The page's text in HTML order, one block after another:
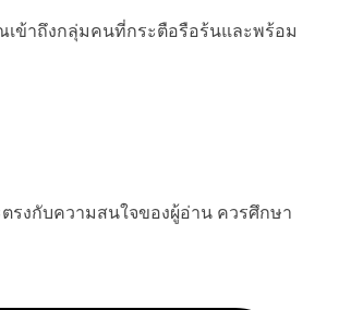
ข้าถึงกลุ่มคนที่กระตือรือร้นและพร้อม
งกับความสนใจของผู้อ่าน ควรศึกษา